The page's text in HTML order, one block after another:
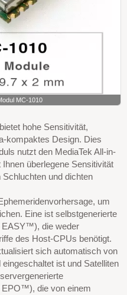
MC-1010
hohe Sensitivität,
kompaktes Design. Dies
nutzt den MediaTek All-in-
überlegene Sensitivität
und dichten
um
Eine ist selbstgenerierte
EASY™), die weder
des Host-CPUs benötigt.
sich automatisch von
ist und Satelliten
EPO™), die von einem